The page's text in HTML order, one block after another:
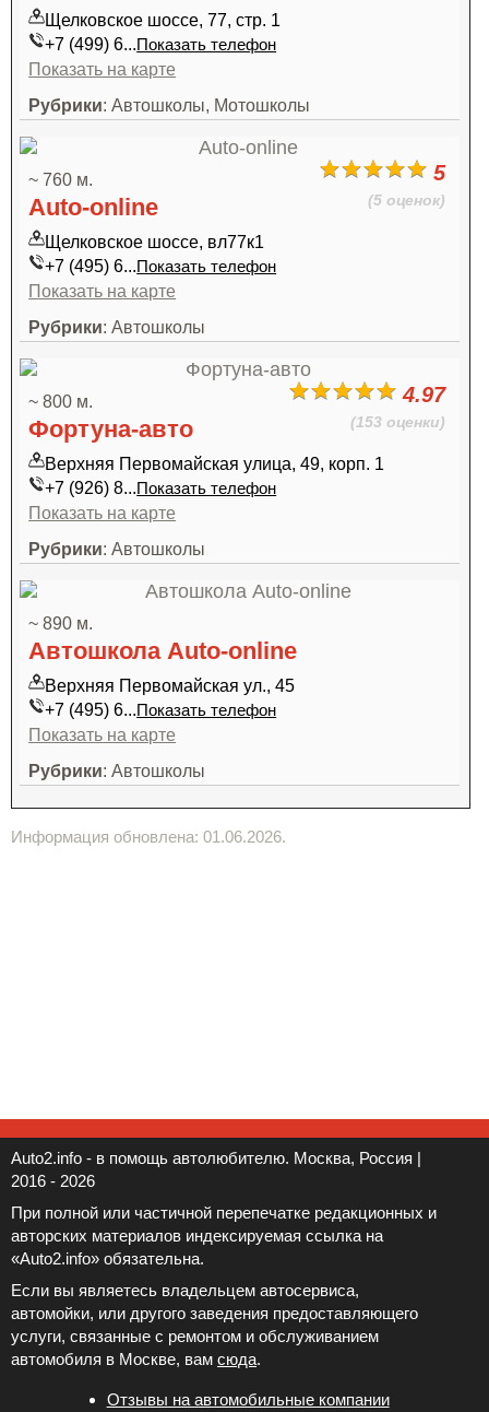
Щелковское шоссе, 77, стр. 1
+7 (499) 6...Показать телефон
Показать на карте
Рубрики: Автошколы, Мотошколы
5
(5 оценок)
~ 760 м.
Auto-online
Щелковское шоссе, вл77к1
+7 (495) 6...Показать телефон
Показать на карте
Рубрики: Автошколы
4.97
(153 оценки)
~ 800 м.
Фортуна-авто
Верхняя Первомайская улица, 49, корп. 1
+7 (926) 8...Показать телефон
Показать на карте
Рубрики: Автошколы
~ 890 м.
Автошкола Auto-online
Верхняя Первомайская ул., 45
+7 (495) 6...Показать телефон
Показать на карте
Рубрики: Автошколы
Информация обновлена: 01.06.2026.
Auto2.info - в помощь автолюбителю. Москва, Россия |
2016 - 2026
При полной или частичной перепечатке редакционных и
авторских материалов индексируемая ссылка на
«Auto2.info» обязательна.
Если вы являетесь владельцем автосервиса,
автомойки, или другого заведения предоставляющего
услуги, связанные с ремонтом и обслуживанием
автомобиля в Москве, вам сюда.
Отзывы на автомобильные компании